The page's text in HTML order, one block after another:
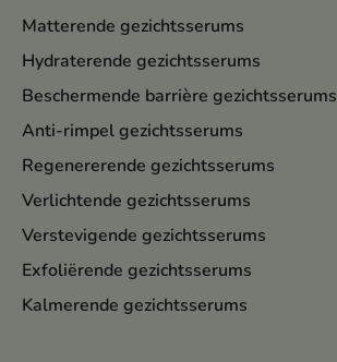
Matterende gezichtsserums
Hydraterende gezichtsserums
Beschermende barrière gezichtsserums
Anti-rimpel gezichtsserums
Regenererende gezichtsserums
Verlichtende gezichtsserums
Verstevigende gezichtsserums
Exfoliërende gezichtsserums
Kalmerende gezichtsserums